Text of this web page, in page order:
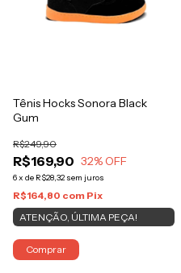
Tênis Hocks Sonora Black
Gum
R$169,90
R$249,90
32% OFF
6x de R$28,32 sem juros
R$164,80 com Pix
ATENÇÃO, ÚLTIMA PEÇA!
Comprar